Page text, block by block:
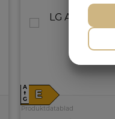
A
↑
G
E
Produktdatablad